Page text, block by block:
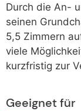
Durch die An-
seinen
5,5 Zimmern
viele
kurzfristig zur
Geeignet für